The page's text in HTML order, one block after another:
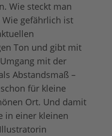
Wie steckt man
Wie gefährlich ist
Ton und gibt mit
mit der
Abstandsmaß –
für kleine
Ort. Und damit
in einer kleinen